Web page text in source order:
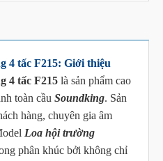
4 tấc F215: Giới thiệu
4 tấc F215 là sản phẩm cao
toàn cầu Soundking. Sản
hàng, chuyên gia âm
Loa hội trường
phân khúc bởi không chỉ